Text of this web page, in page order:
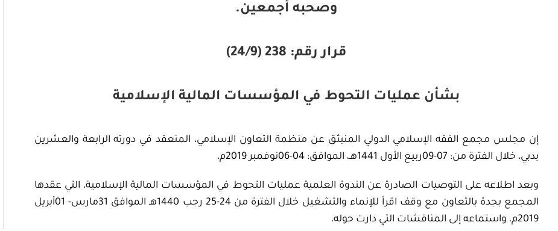
وصحبه أجمعين.
قرار رقم: 238 (24/9)
بشأن عمليات التحوط في المؤسسات المالية الإسلامية
إن مجلس مجمع الفقه الإسلامي الدولي المنبثق عن منظمة التعاون الإسلامي، المنعقد في دورته الرابعة والعشرين
بدبي، خلال الفترة من: 07-09ربيع الأول 1441هـ، الموافق: 04-06نوفمبر 2019م،
وبعد اطلاعه على التوصيات الصادرة عن الندوة العلمية عمليات التحوط في المؤسسات المالية الإسلامية، التي عقدها
المجمع بجدة بالتعاون مع وقف اقرأ للإنماء والتشغيل خلال الفترة من 24-25 رجب 1440هـ الموافق 31مارس- 01أبريل
2019م، واستماعه إلى المناقشات التي دارت حوله،